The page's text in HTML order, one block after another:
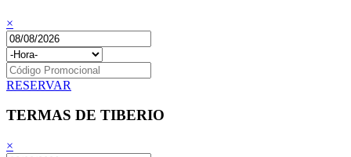
×
RESERVAR
TERMAS DE TIBERIO
×